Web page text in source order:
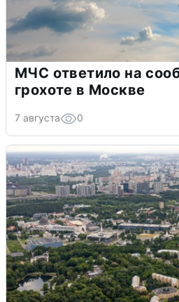
МЧС ответило на
грохоте в Москве
7 августа 0